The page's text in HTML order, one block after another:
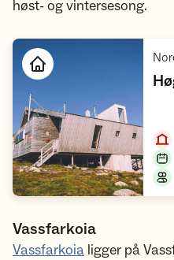
høst- og vintersesong.
Vassfarkoia
Vassfarkoia ligger på